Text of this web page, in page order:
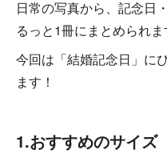
日常の写真から、記念日
るっと1冊にまとめられま
今回は「結婚記念日」に
ます！
1.おすすめのサイズ